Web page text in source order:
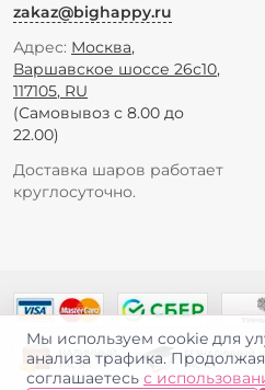
zakaz@bighappy.ru
Адрес: Москва,
Варшавское шоссе 26с10,
117105, RU
(Самовывоз с 8.00 до
22.00)
Доставка шаров работает
круглосуточно.
Мы используем cookie для
анализа трафика.
соглашаетесь с